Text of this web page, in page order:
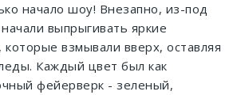
начало шоу! Внезапно, из-под
выпрыгивать яркие
взмывали вверх, оставляя
Каждый цвет был как
фейерверк - зеленый,